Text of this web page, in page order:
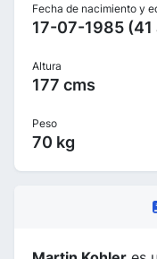
Fecha de nacimiento y
17-07-1985 (41
Altura
177 cms
Peso
70 kg